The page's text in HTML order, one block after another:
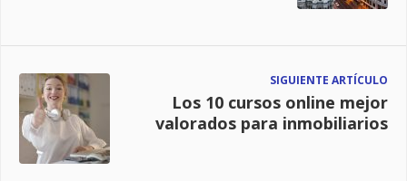
SIGUIENTE ARTÍCULO
Los 10 cursos online mejor
valorados para inmobiliarios